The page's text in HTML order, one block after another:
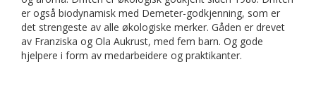
er også biodynamisk med Demeter-godkjenning, som er
det strengeste av alle økologiske merker. Gåden er drevet
av Franziska og Ola Aukrust, med fem barn. Og gode
hjelpere i form av medarbeidere og praktikanter.